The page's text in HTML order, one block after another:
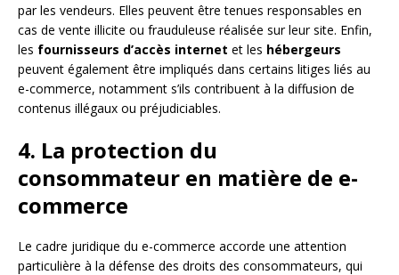
par les vendeurs. Elles peuvent être tenues responsables en
cas de vente illicite ou frauduleuse réalisée sur leur site. Enfin,
les fournisseurs d’accès internet et les hébergeurs
peuvent également être impliqués dans certains litiges liés au
e-commerce, notamment s’ils contribuent à la diffusion de
contenus illégaux ou préjudiciables.
4. La protection du
consommateur en matière de e-
commerce
Le cadre juridique du e-commerce accorde une attention
particulière à la défense des droits des consommateurs, qui